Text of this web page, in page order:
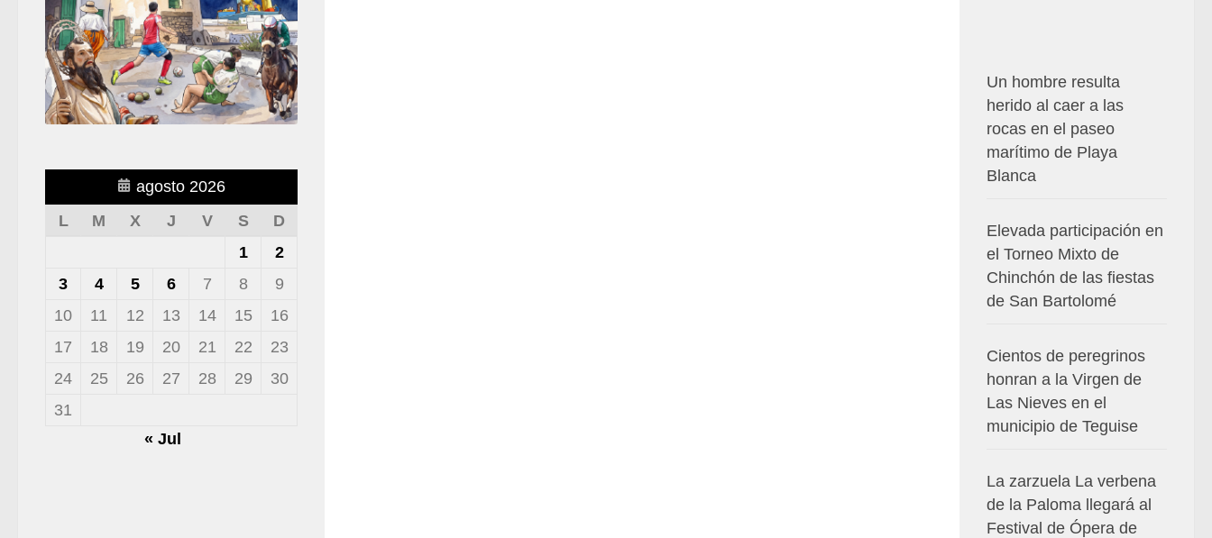
agosto 2026
L
M X J V S
D
1
2
3
4 5 6 7 8
9
10
11 12 13 14 15
16
17
18 19 20 21 22
23
24
25 26 27 28 29
30
31
« Jul
Un hombre resulta
herido al caer a las
rocas en el paseo
marítimo de Playa
Blanca
Elevada participación en
el Torneo Mixto de
Chinchón de las fiestas
de San Bartolomé
Cientos de peregrinos
honran a la Virgen de
Las Nieves en el
municipio de Teguise
La zarzuela La verbena
de la Paloma llegará al
Festival de Ópera de